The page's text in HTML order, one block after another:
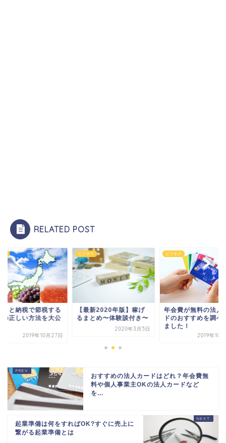
RELATED POST
さと納税で節税する
の正しい方法を大公
2019年10月27日
ビジネス
【最新2020年版】稼げ
るまとめ〜体験談付き〜
2020年3月5日
ビジネス
年会費が無料の法人
ドのおすすめを調べ
ました！
2019年10
おすすめの法人カードはどれ？年会費無
料や個人事業主OKの法人カードなど
を...
起業準備は何をすればOK?すぐに売上に
繋がる起業準備とは